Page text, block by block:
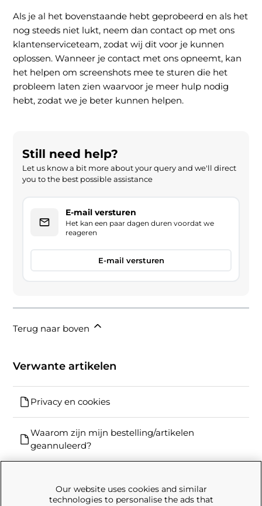
Als je al het bovenstaande hebt geprobeerd en als het
nog steeds niet lukt, neem dan contact op met ons
klantenserviceteam, zodat wij dit voor je kunnen
oplossen. Wanneer je contact met ons opneemt, kan
het helpen om screenshots mee te sturen die het
probleem laten zien waarvoor je meer hulp nodig
hebt, zodat we je beter kunnen helpen.
Still need help?
Let us know a bit more about your query and we'll direct
you to the best possible assistance
E-mail versturen
Het kan een paar dagen duren voordat we
reageren
E-mail versturen
Terug naar boven
Verwante artikelen
Privacy en cookies
Waarom zijn mijn bestelling/artikelen
geannuleerd?
Our website uses cookies and similar
technologies to personalise the ads that